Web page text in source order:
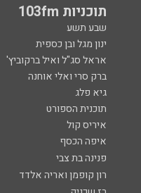
תוכניות 103fm
שבע תשע
ינון מגל ובן כספית
אראל סג"ל ואיל ברקוביץ'
ברק סרי ואלי אוחנה
גיא פלג
תוכנית הספורט
איריס קול
איפה הכסף
פנינה בת צבי
רון קופמן ואריה אלדד